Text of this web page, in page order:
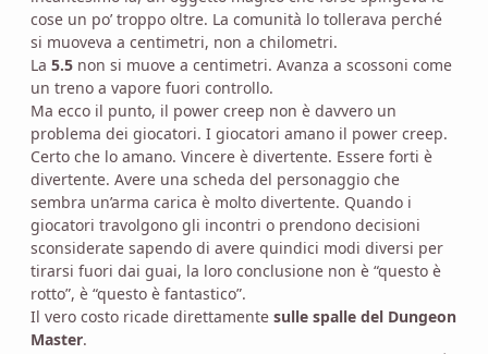
cose un po’ troppo oltre. La comunità lo tollerava perché
si muoveva a centimetri, non a chilometri.
La 5.5 non si muove a centimetri. Avanza a scossoni come
un treno a vapore fuori controllo.
Ma ecco il punto, il power creep non è davvero un
problema dei giocatori. I giocatori amano il power creep.
Certo che lo amano. Vincere è divertente. Essere forti è
divertente. Avere una scheda del personaggio che
sembra un’arma carica è molto divertente. Quando i
giocatori travolgono gli incontri o prendono decisioni
sconsiderate sapendo di avere quindici modi diversi per
tirarsi fuori dai guai, la loro conclusione non è “questo è
rotto”, è “questo è fantastico”.
Il vero costo ricade direttamente sulle spalle del Dungeon
Master.